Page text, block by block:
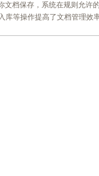
文档保存，系统在规则允许
库等操作提高了文档管理效